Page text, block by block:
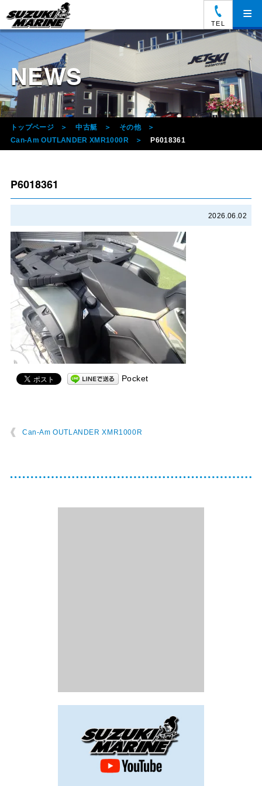
TEL
≡
NEWS
トップページ 中古艇
その他
Can-Am OUTLANDER XMR1000R
P6018361
P6018361
2026.06.02
Pocket
Can-Am OUTLANDER XMR1000R